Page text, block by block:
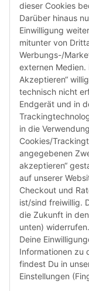
dieser Cookies
Darüber hinaus
Einwilligung
mitunter von
Werbungs-/
externen Medien.
Akzeptieren“
technisch nicht
Endgerät und in
in die
Cookies/
angegebenen
akzeptieren“
auf unserer
Checkout und
ist/sind freiwillig.
die Zukunft in
unten)
Deine
Informationen zu
findest Du in
Einstellungen
Susannenstraße
Tel: +49 (0)40
Email:
Servicezeiten
Bitte habe
den oben
kontaktieren kannst.
facebook
Informationen
Kundenservice